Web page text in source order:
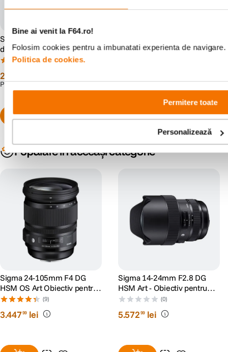
Bine ai venit la F64.ro!
Folosim cookies pentru a imbunatati experienta de
Politica de cookies.
Permitere toate
Personalizează
SanDisk Extreme PRO Card
de Memorie SD 128GB
SDXC UHS-I Class 10 U3 V30
(87)
279
PRP:33990 lei
Canon EF - Sony E
Populare în aceeași categorie
Sigma 24-105mm F4 DG
HSM OS Art Obiectiv pentru
Nikon FX
(9)
3.44799 lei
Sigma 14-24mm F2.8 DG
HSM Art - Obiectiv pentru
Nikon FX
(0)
5.57299 lei